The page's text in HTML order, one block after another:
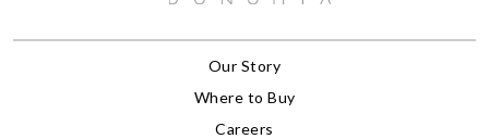
Our Story
Where to Buy
Careers